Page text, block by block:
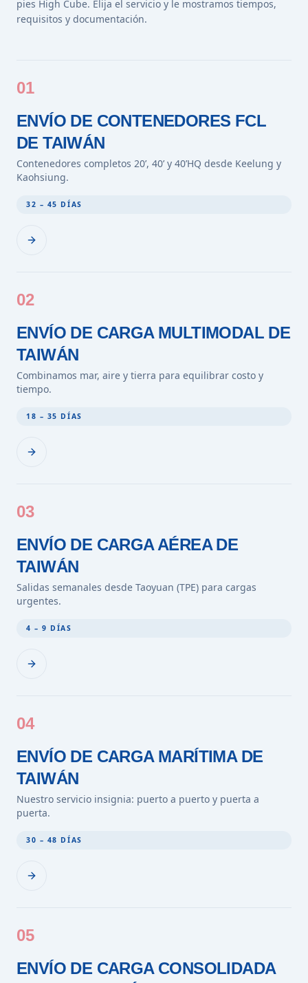
pies High Cube. Elija el servicio y le mostramos tiempos,
requisitos y documentación.
01
ENVÍO DE CONTENEDORES FCL
DE TAIWÁN
Contenedores completos 20’, 40’ y 40’HQ desde Keelung y
Kaohsiung.
32 – 45 DÍAS
02
ENVÍO DE CARGA MULTIMODAL DE
TAIWÁN
Combinamos mar, aire y tierra para equilibrar costo y
tiempo.
18 – 35 DÍAS
03
ENVÍO DE CARGA AÉREA DE
TAIWÁN
Salidas semanales desde Taoyuan (TPE) para cargas
urgentes.
4 – 9 DÍAS
04
ENVÍO DE CARGA MARÍTIMA DE
TAIWÁN
Nuestro servicio insignia: puerto a puerto y puerta a
puerta.
30 – 48 DÍAS
05
ENVÍO DE CARGA CONSOLIDADA